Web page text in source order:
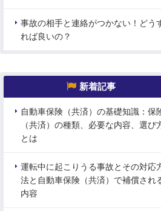
事故の相手と連絡がつかない！どう
れば良いの？
新着記事
自動車保険（共済）の基礎知識：保
（共済）の種類、必要な内容、選び
とは
運転中に起こりうる事故とその対応
法と自動車保険（共済）で補償され
内容